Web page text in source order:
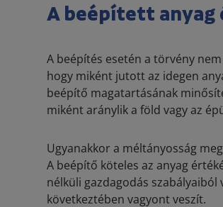
A beépített
A beépítés esetén a törvény
hogy miként jutott az idegen
beépítő magatartásának
miként aránylik a föld vagy az
Ugyanakkor a méltányosság
A beépítő köteles az anyag
nélküli gazdagodás
következtében vagyont veszít.